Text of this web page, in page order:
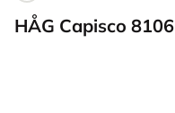
HÅG Capisco 8106